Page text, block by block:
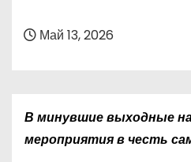
Май 13, 2026
В минувшие выходные
мероприятия в честь